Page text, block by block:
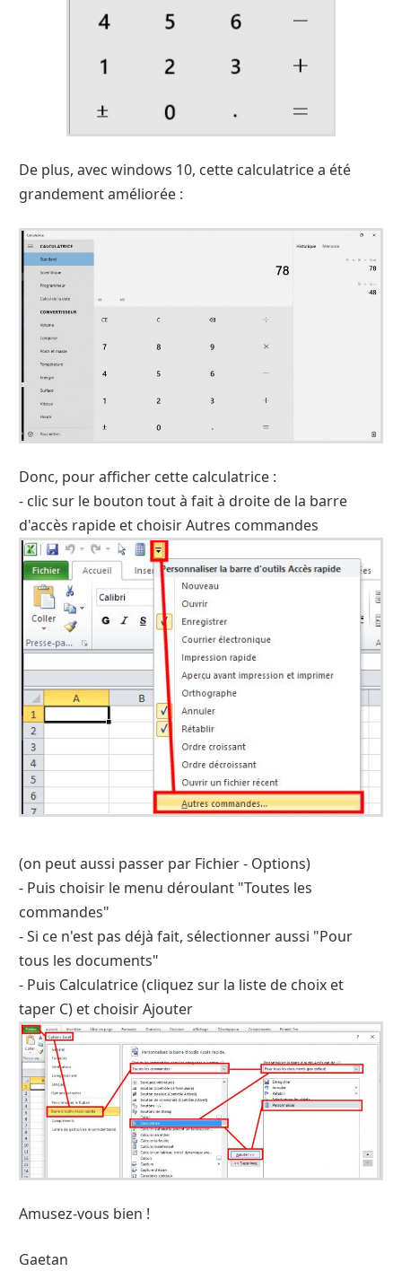
De plus, avec windows 10, cette calculatrice a été
grandement améliorée :
Donc, pour afficher cette calculatrice :
- clic sur le bouton tout à fait à droite de la barre
d'accès rapide et choisir Autres commandes
(on peut aussi passer par Fichier - Options)
- Puis choisir le menu déroulant "Toutes les
commandes"
- Si ce n'est pas déjà fait, sélectionner aussi "Pour
tous les documents"
- Puis Calculatrice (cliquez sur la liste de choix et
taper C) et choisir Ajouter
Amusez-vous bien !
Gaetan